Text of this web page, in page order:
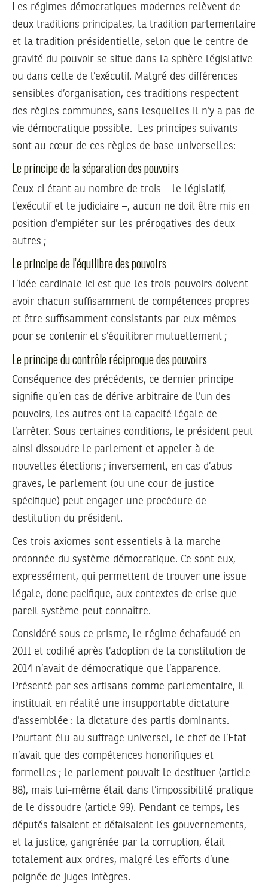
Les régimes démocratiques modernes relèvent de
deux traditions principales, la tradition parlementaire
et la tradition présidentielle, selon que le centre de
gravité du pouvoir se situe dans la sphère législative
ou dans celle de l’exécutif. Malgré des différences
sensibles d’organisation, ces traditions respectent
des règles communes, sans lesquelles il n’y a pas de
vie démocratique possible. Les principes suivants
sont au cœur de ces règles de base universelles:
Le principe de la séparation des pouvoirs
Ceux-ci étant au nombre de trois – le législatif,
l’exécutif et le judiciaire –, aucun ne doit être mis en
position d’empiéter sur les prérogatives des deux
autres ;
Le principe de l’équilibre des pouvoirs
L’idée cardinale ici est que les trois pouvoirs doivent
avoir chacun suffisamment de compétences propres
et être suffisamment consistants par eux-mêmes
pour se contenir et s’équilibrer mutuellement ;
Le principe du contrôle réciproque des pouvoirs
Conséquence des précédents, ce dernier principe
signifie qu’en cas de dérive arbitraire de l’un des
pouvoirs, les autres ont la capacité légale de
l’arrêter. Sous certaines conditions, le président peut
ainsi dissoudre le parlement et appeler à de
nouvelles élections ; inversement, en cas d’abus
graves, le parlement (ou une cour de justice
spécifique) peut engager une procédure de
destitution du président.
Ces trois axiomes sont essentiels à la marche
ordonnée du système démocratique. Ce sont eux,
expressément, qui permettent de trouver une issue
légale, donc pacifique, aux contextes de crise que
pareil système peut connaître.
Considéré sous ce prisme, le régime échafaudé en
2011 et codifié après l’adoption de la constitution de
2014 n’avait de démocratique que l’apparence.
Présenté par ses artisans comme parlementaire, il
instituait en réalité une insupportable dictature
d’assemblée : la dictature des partis dominants.
Pourtant élu au suffrage universel, le chef de l’Etat
n’avait que des compétences honorifiques et
formelles ; le parlement pouvait le destituer (article
88), mais lui-même était dans l’impossibilité pratique
de le dissoudre (article 99). Pendant ce temps, les
députés faisaient et défaisaient les gouvernements,
et la justice, gangrénée par la corruption, était
totalement aux ordres, malgré les efforts d’une
poignée de juges intègres.